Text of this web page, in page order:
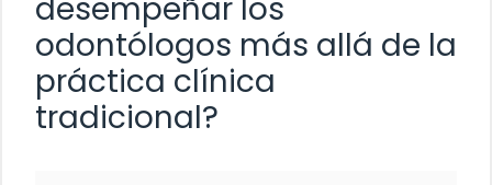
desempeñar los
odontólogos más allá de la
práctica clínica
tradicional?